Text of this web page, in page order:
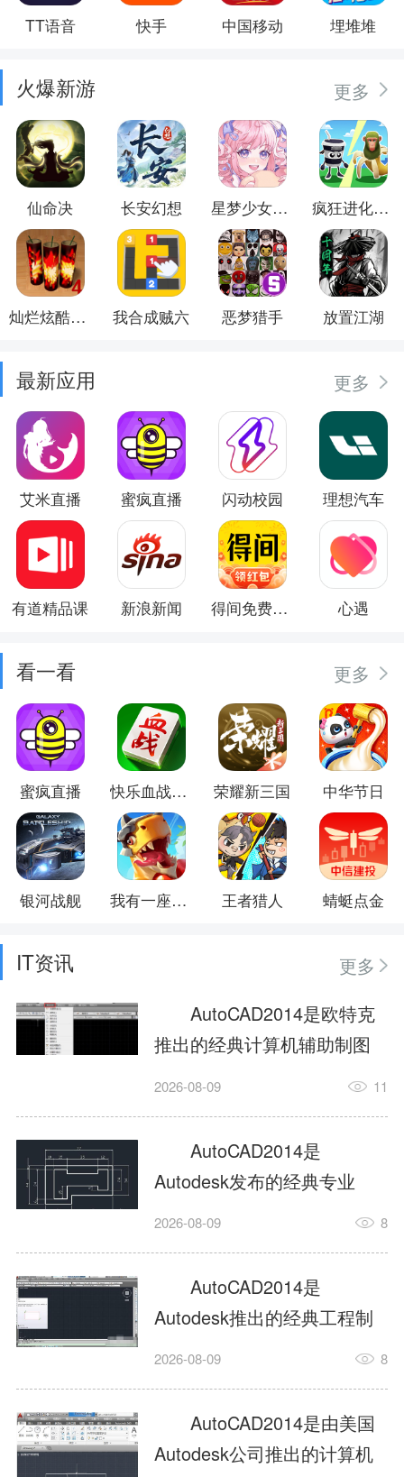
TT语音 快手 中国移动 埋堆堆
火爆新游 更多
仙命决 长安幻想 星梦少女换装 疯狂进化防卫战
灿烂炫酷模拟器 我合成贼六 恶梦猎手 放置江湖
最新应用 更多
艾米直播 蜜疯直播 闪动校园 理想汽车
有道精品课 新浪新闻 得间免费小说 心遇
看一看 更多
蜜疯直播 快乐血战到底 荣耀新三国 中华节日
银河战舰 我有一座育龙岛 王者猎人 蜻蜓点金
IT资讯
更多
AutoCAD2014是欧特克
推出的经典计算机辅助制图
工具，主打稳定2D施工图绘
行业工程设计。版本新增图
纸标签页、实景地理地图、
协同设计交流模块，优化命
令行智能纠错与图层批量管
理，支持Win8触屏操作、点
云扫描数据导入，兼容各类
DWG图纸格式，文件互通...
2026-08-09 11
AutoCAD2014是
Autodesk发布的经典专业
CAD制图设计软件，是工程
绘图工具。软件专注精准二
维绘图、图纸编辑、参数化
设计及基础三维建模，广泛
应用于建筑设计、机械制
造、土木工程、室内设计等
多个行业。软件优化绘图流
畅度与文件兼容性，支持参
2026-08-09 8
AutoCAD2014是
Autodesk推出的经典工程制
图设计软件，主打高效精准
建模作业，适配建筑、机
械、市政、室内设计等多行
业场景。软件优化运行机制
2026-08-09 8
AutoCAD2014是由美国
Autodesk公司推出的计算机